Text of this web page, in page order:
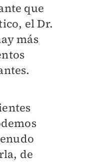
que
el Dr.
más
de